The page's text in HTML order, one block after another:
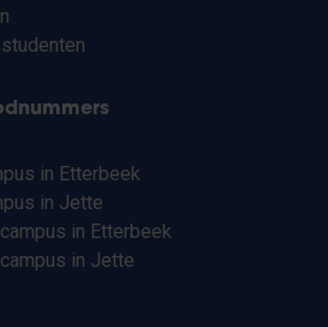
in Etterbeek
in Jette
in Etterbeek
in Jette